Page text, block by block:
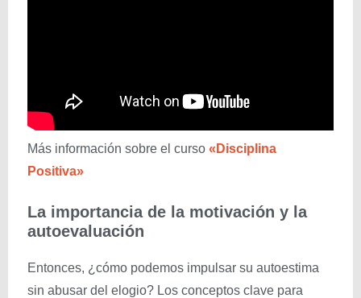
Más información sobre el curso «Disciplina
Positiva»
La importancia de la motivación y la
autoevaluación
Entonces, ¿cómo podemos impulsar su autoestima
sin abusar del elogio? Los conceptos clave para